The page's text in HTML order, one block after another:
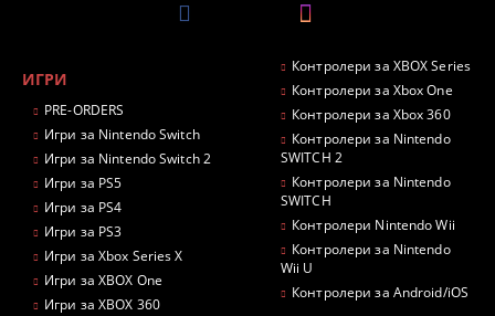
ИГРИ
PRE-ORDERS
Игри за Nintendo Switch
Игри за Nintendo Switch 2
Игри за PS5
Игри за PS4
Игри за PS3
Игри за Xbox Series X
Игри за XBOX One
Игри за XBOX 360
Контролери за XBOX Series
Контролери за Xbox One
Контролери за Xbox 360
Контролери за Nintendo
SWITCH 2
Контролери за Nintendo
SWITCH
Контролери Nintendo Wii
Контролери за Nintendo
Wii U
Контролери за Android/iOS